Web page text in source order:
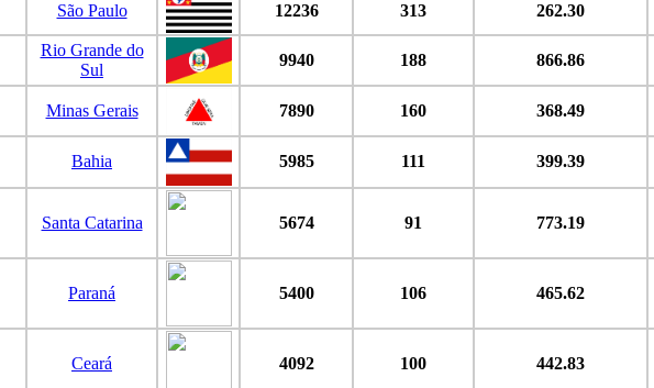
São Paulo 12236 313 262.30
Rio Grande do
Sul
9940 188 866.86
Minas Gerais 7890 160 368.49
Bahia 5985 111 399.39
Santa Catarina 5674 91 773.19
Paraná 5400 106 465.62
Ceará 4092 100 442.83